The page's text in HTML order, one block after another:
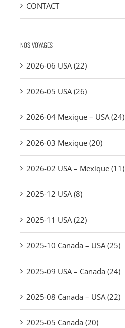
CONTACT
NOS VOYAGES
2026-06 USA (22)
2026-05 USA (26)
2026-04 Mexique – USA (24)
2026-03 Mexique (20)
2026-02 USA – Mexique (11)
2025-12 USA (8)
2025-11 USA (22)
2025-10 Canada – USA (25)
2025-09 USA – Canada (24)
2025-08 Canada – USA (22)
2025-05 Canada (20)